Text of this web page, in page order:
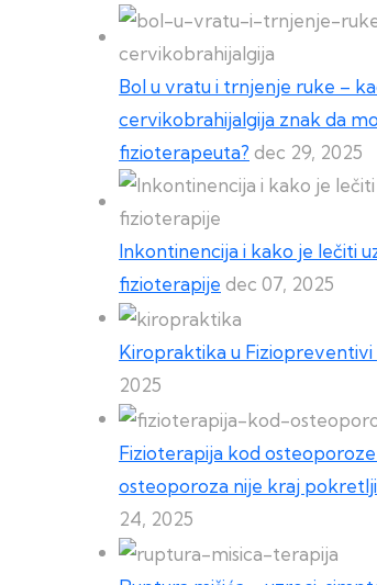
Bol u vratu i trnjenje ruke –
cervikobrahijalgija znak da
fizioterapeuta? dec 29, 2025
Inkontinencija i kako je lečiti
fizioterapije dec 07, 2025
Kiropraktika u Fiziopreventivi
2025
Fizioterapija kod
osteoporoza nije kraj
24, 2025